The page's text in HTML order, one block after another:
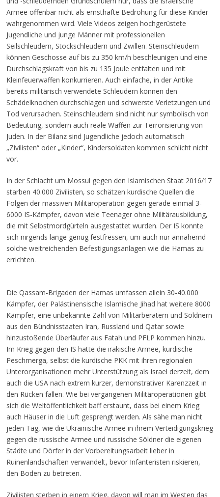
Armee offenbar nicht als ernsthafte Bedrohung für diese Kinder
wahrgenommen wird. Viele Videos zeigen hochgerüstete
Jugendliche und junge Männer mit professionellen
Seilschleudern, Stockschleudern und Zwillen. Steinschleudern
können Geschosse auf bis zu 350 km/h beschleunigen und eine
Durchschlagskraft von bis zu 135 Joule entfalten und mit
Kleinfeuerwaffen konkurrieren. Auch einfache, in der Antike
bereits militärisch verwendete Schleudern können den
Schädelknochen durchschlagen und schwerste Verletzungen und
Tod verursachen. Steinschleudern sind nicht nur symbolisch von
Bedeutung, sondern auch reale Waffen zur Terrorisierung von
Juden. In der Bilanz sind Jugendliche jedoch automatisch
„Zivilisten“ oder „Kinder“, Kindersoldaten kommen schlicht nicht
vor.
In der Schlacht um Mossul gegen den Islamischen Staat 2016/17
starben 40.000 Zivilisten, so schätzen kurdische Quellen die
Folgen der massiven Militäroperation gegen gerade einmal 3-
6000 IS-Kämpfer, davon viele Teenager ohne Militärausbildung,
die mit Selbstmordgürteln ausgestattet wurden. Der IS konnte
sich nirgends lange genug festfressen, um auch nur annähernd
solche weitreichenden Befestigungsanlagen wie die Hamas zu
errichten.
Die Qassam-Brigaden der Hamas umfassen allein 30-40.000
Kämpfer, der Palästinensische Islamische Jihad hat weitere 8000
Kämpfer, eine unbekannte Zahl von Militärberatern und Söldnern
aus den Bündnisstaaten Iran, Russland und Qatar sowie
hinzustoßende Überläufer aus Fatah und PFLP kommen hinzu.
Im Krieg gegen den IS hatte die irakische Armee, kurdische
Peschmerga, selbst die kurdische PKK mit ihren regionalen
Unterorganisationen mehr Unterstützung als Israel derzeit, dem
auch die USA nach extrem kurzer, demonstrativer Karenzzeit in
den Rücken fallen. Wie bei vergangenen Militäroperationen gibt
sich die Weltöffentlichkeit baff erstaunt, dass bei einem Krieg
auch Häuser in die Luft gesprengt werden. Als sähe man nicht
jeden Tag, wie die Ukrainische Armee in ihrem Verteidigungskrieg
gegen die russische Armee und russische Söldner die eigenen
Städte und Dörfer in der Vorbereitungsarbeit lieber in
Ruinenlandschaften verwandelt, bevor Infanteristen riskieren,
den Boden zu betreten.
Zivilisten sterben in einem Krieg, davon will man im Westen das